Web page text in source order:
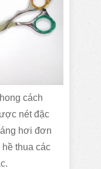
cách
nét đặc
hơi đơn
thua các